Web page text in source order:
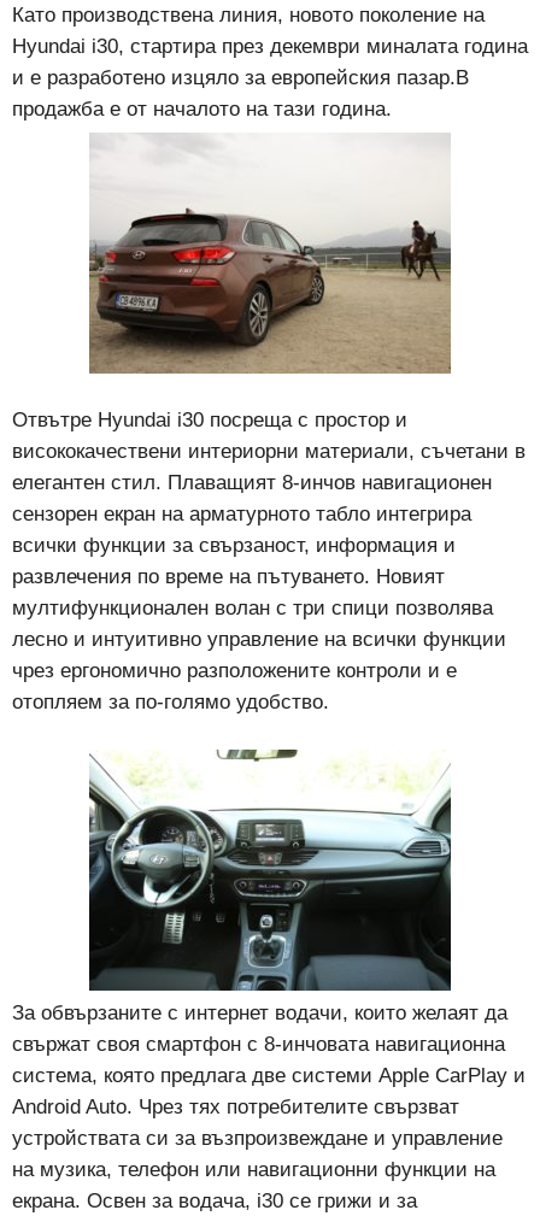
Като производствена линия, новото поколение на
Hyundai i30, стартира през декември миналата година
и е разработено изцяло за европейския пазар.В
продажба е от началото на тази година.
Отвътре Hyundai i30 посреща с простор и
висококачествени интериорни материали, съчетани в
елегантен стил. Плаващият 8-инчов навигационен
сензорен екран на арматурното табло интегрира
всички функции за свързаност, информация и
развлечения по време на пътуването. Новият
мултифункционален волан с три спици позволява
лесно и интуитивно управление на всички функции
чрез ергономично разположените контроли и е
отопляем за по-голямо удобство.
За обвързаните с интернет водачи, които желаят да
свържат своя смартфон с 8-инчовата навигационна
система, която предлага две системи Apple CarPlay и
Android Auto. Чрез тях потребителите свързват
устройствата си за възпроизвеждане и управление
на музика, телефон или навигационни функции на
екрана. Освен за водача, i30 се грижи и за